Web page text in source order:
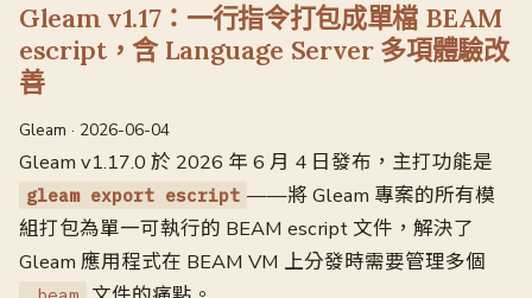
Gleam v1.17：一行指令打包成單檔 BEAM
escript，含 Language Server 多項體驗改
善
Gleam · 2026-06-04
Gleam v1.17.0 於 2026 年 6 月 4 日發布，主打功能是
gleam export escript ——將 Gleam 專案的所有模
組打包為單一可執行的 BEAM escript 文件，解決了
Gleam 應用程式在 BEAM VM 上分發時需要管理多個